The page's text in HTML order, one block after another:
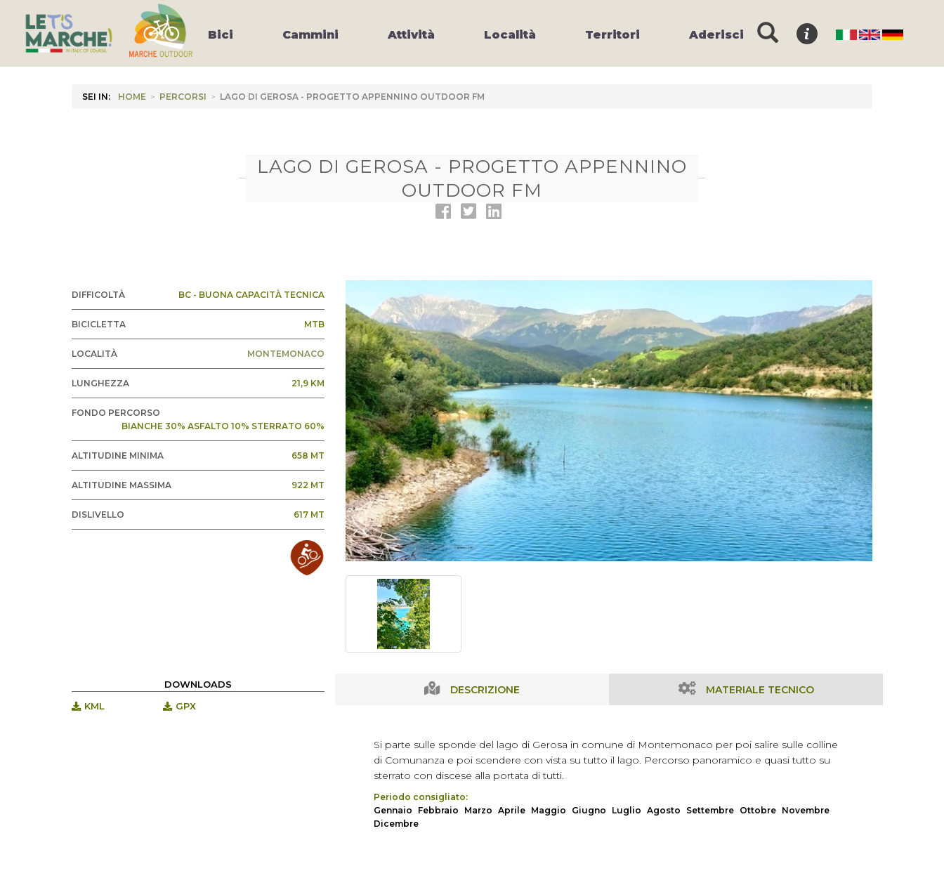
Bici Cammini Attività Località Territori Aderisci
SEI IN: HOME > PERCORSI > LAGO DI GEROSA - PROGETTO APPENNINO OUTDOOR FM
LAGO DI GEROSA - PROGETTO APPENNINO
OUTDOOR FM
DIFFICOLTÀ BC - BUONA CAPACITÀ TECNICA
BICICLETTA MTB
LOCALITÀ MONTEMONACO
LUNGHEZZA 21,9 KM
FONDO PERCORSO
BIANCHE 30% ASFALTO 10% STERRATO 60%
ALTITUDINE MINIMA 658 MT
ALTITUDINE MASSIMA 922 MT
DISLIVELLO 617 MT
DOWNLOADS
KML
GPX
DESCRIZIONE MATERIALE TECNICO
Si parte sulle sponde del lago di Gerosa in comune di Montemonaco per poi salire sulle colline
di Comunanza e poi scendere con vista su tutto il lago. Percorso panoramico e quasi tutto su
sterrato con discese alla portata di tutti.
Periodo consigliato:
Gennaio
Febbraio Marzo Aprile Maggio Giugno Luglio Agosto Settembre Ottobre Novembre
Dicembre